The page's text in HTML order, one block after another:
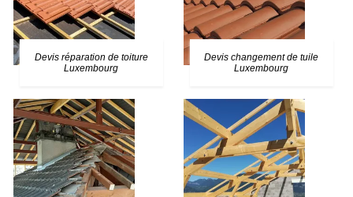
Devis réparation de toiture
Luxembourg
Devis changement de tuile
Luxembourg